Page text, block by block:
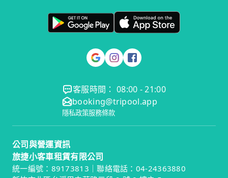
客服時間： 08:00 - 21:00
booking@tripool.app
隱私政策服務條款
公司與營運資訊
旅捷小客車租賃有限公司
統一編號：89173813｜聯絡電話：04-24363880